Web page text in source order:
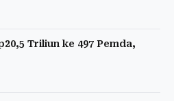
Triliun ke 497 Pemda,